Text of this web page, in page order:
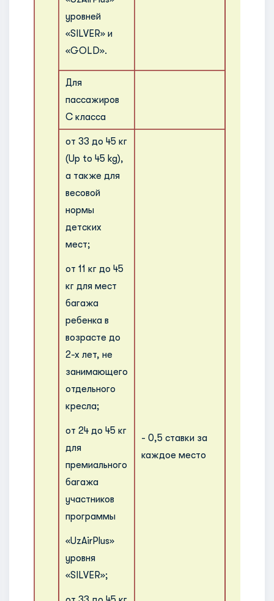
уровней
«SILVER» и
«GOLD».
Для
пассажиров
С класса
от 33 до 45 кг
(Up to 45 kg),
а также для
весовой
нормы
детских
мест;
от 11 кг до 45
кг для мест
багажа
ребенка в
возрасте до
2-х лет, не
занимающего
отдельного
кресла;
от 24 до 45 кг
для
премиального
багажа
участников
программы
«UzAirPlus»
уровня
«SILVER»;
- 0,5 ставки за
каждое место